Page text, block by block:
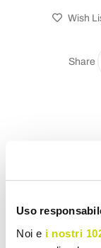
Uso
Noi e i nostri
Wish
Share